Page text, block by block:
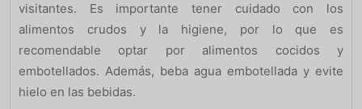
visitantes. Es importante tener cuidado con los
alimentos crudos y la higiene, por lo que es
recomendable optar por alimentos cocidos y
embotellados. Además, beba agua embotellada y evite
hielo en las bebidas.